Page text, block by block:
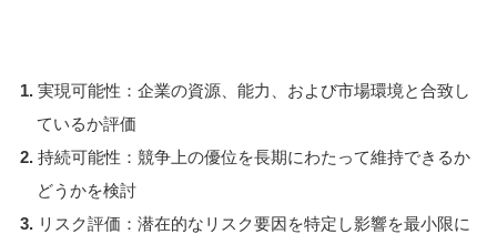
実現可能性：企業の資源、能力、および市場環境と合致し
ているか評価
持続可能性：競争上の優位を長期にわたって維持できるか
どうかを検討
リスク評価：潜在的なリスク要因を特定し影響を最小限に